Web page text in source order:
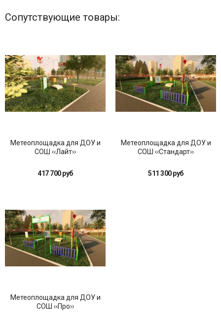
Сопутствующие товары:
Метеоплощадка для ДОУ и
СОШ ‹‹Лайт››
417 700 руб
Метеоплощадка для ДОУ и
СОШ ‹‹Стандарт››
511 300 руб
Метеоплощадка для ДОУ и
СОШ ‹‹Про››